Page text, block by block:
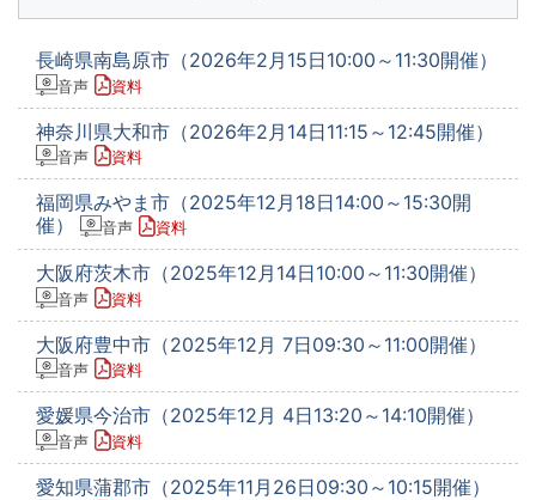
長崎県南島原市（2026年2月15日10:00～11:30開催）
音声 資料
神奈川県大和市（2026年2月14日11:15～12:45開催）
音声 資料
福岡県みやま市（2025年12月18日14:00～15:30開
催）
音声 資料
大阪府茨木市（2025年12月14日10:00～11:30開催）
音声 資料
大阪府豊中市（2025年12月 7日09:30～11:00開催）
音声 資料
愛媛県今治市（2025年12月 4日13:20～14:10開催）
音声 資料
愛知県蒲郡市（2025年11月26日09:30～10:15開催）